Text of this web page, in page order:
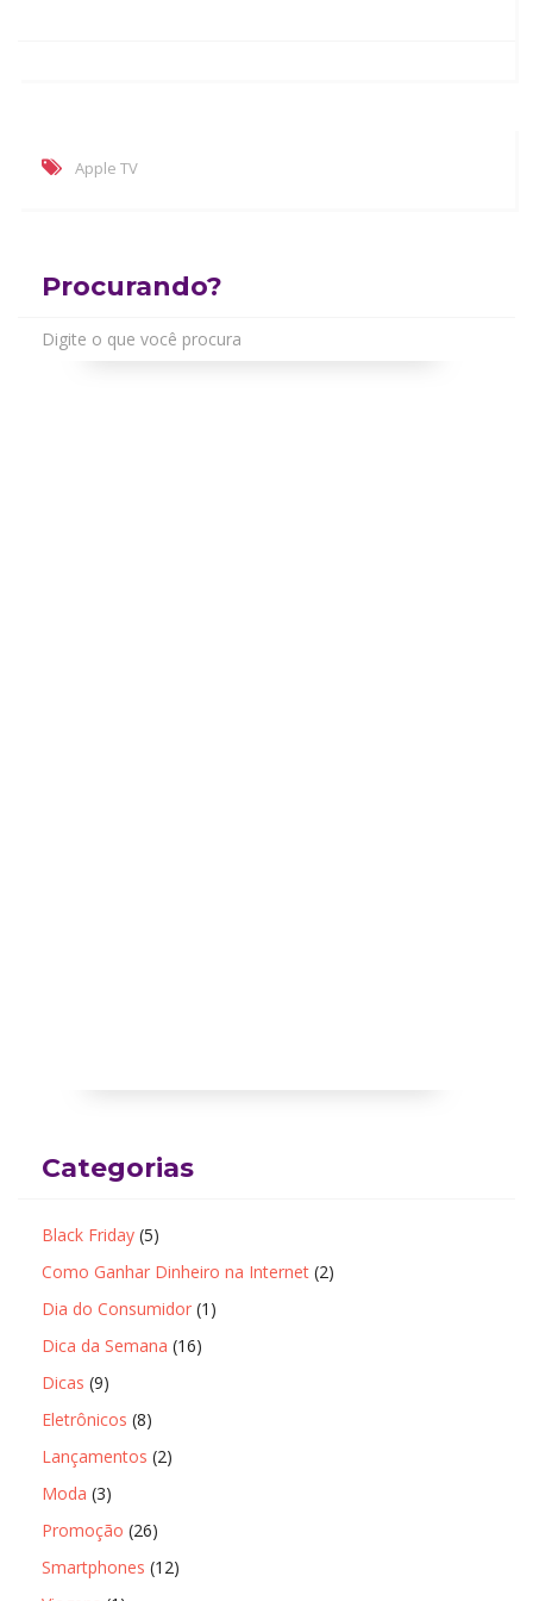
Apple TV
Procurando?
Categorias
Black Friday (5)
Como Ganhar Dinheiro na Internet (2)
Dia do Consumidor (1)
Dica da Semana (16)
Dicas (9)
Eletrônicos (8)
Lançamentos (2)
Moda (3)
Promoção (26)
Smartphones (12)